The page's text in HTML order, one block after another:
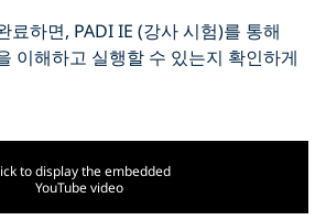
료하면, PADI IE (강사 시험)를 통해
이해하고 실행할 수 있는지 확인하게
to display the embedded
YouTube video